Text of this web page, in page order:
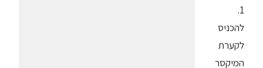
1.
להכניס
לקערת
המיקסר